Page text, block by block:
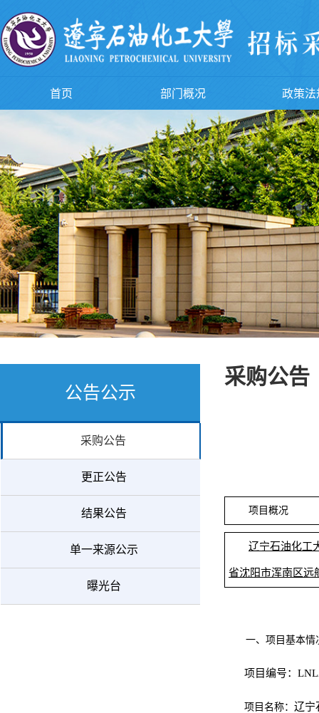
首页 部门概况 政策法
公告公示
采购公告
更正公告
结果公告
单一来源公示
曝光台
采购公告
项目概况
辽宁石油化工
省沈阳市浑南区远
一、项目基本情
项目编号：
项目名称： 辽宁